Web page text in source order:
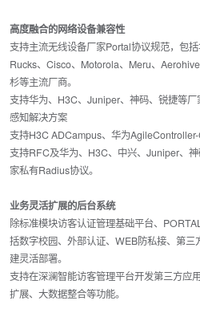
高度融合的网络设备兼容性
支持主流无线设备厂家Portal协议规范，包
Rucks、Cisco、Motorola、Meru、
杉等主流厂商。
支持华为、H3C、Juniper、神码、锐捷等
感知解决方案
支持H3C ADCampus、华为
支持RFC及华为、H3C、中兴、Juniper、
家私有Radius协议。
业务灵活扩展的后台系统
除标准模块访客认证管理基础平台、
括数字校园、外部认证、WEB防私接、第
建灵活部署。
支持在深澜智能访客管理平台开发第三方应
扩展、大数据整合等功能。